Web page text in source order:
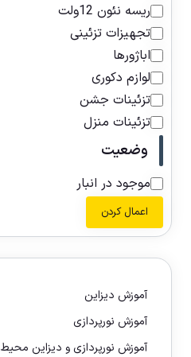
ریسه نئون 12ولت
تجهیزات تزئینی
اباژورها
لوازم دکوری
تزئینات جشن
تزئینات منزل
وضعیت
موجود در انبار
اعمال کردن
آموزش دیزاین
آموزش نورپردازی
آموزش نورپردازی و دیزاین محیط